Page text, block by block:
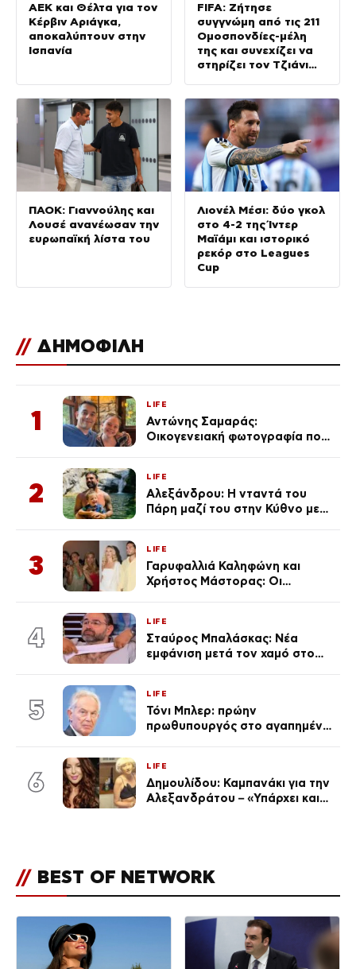
ΑΕΚ και Θέλτα για τον
Κέρβιν Αριάγκα,
αποκαλύπτουν στην
Ισπανία
FIFA: Ζήτησε
συγγνώμη από τις 211
Ομοσπονδίες-μέλη
της και συνεχίζει να
στηρίζει τον Τζιάνι
ΠΑΟΚ: Γιαννούλης και
Λουσέ ανανέωσαν την
ευρωπαϊκή λίστα του
Λιονέλ Μέσι: δύο γκολ
στο 4-2 της Ίντερ
Μαϊάμι και ιστορικό
ρεκόρ στο Leagues
Cup
// ΔΗΜΟΦΙΛΗ
1
LIFE
Αντώνης Σαμαράς:
Οικογενειακή φωτογραφία που
Λένας
2
LIFE
Αλεξάνδρου: Η νταντά του
Πάρη μαζί του στην Κύθνο με
3
LIFE
Γαρυφαλλιά Καληφώνη και
Χρήστος Μάστορας: Οι
απαρατήρητη
4
LIFE
Σταύρος Μπαλάσκας: Νέα
εμφάνιση μετά τον χαμό στο
5
LIFE
Τόνι Μπλερ: πρώην
πρωθυπουργός στο αγαπημένο
6
LIFE
Δημουλίδου: Καμπανάκι για την
Αλεξανδράτου – «Υπάρχει και
// BEST OF NETWORK